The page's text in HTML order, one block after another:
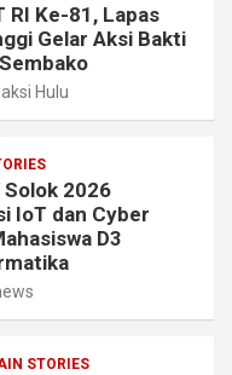
RI Ke-81, Lapas
Gelar Aksi Bakti
Hulu
Solok 2026
IoT dan Cyber
D3
STORIES